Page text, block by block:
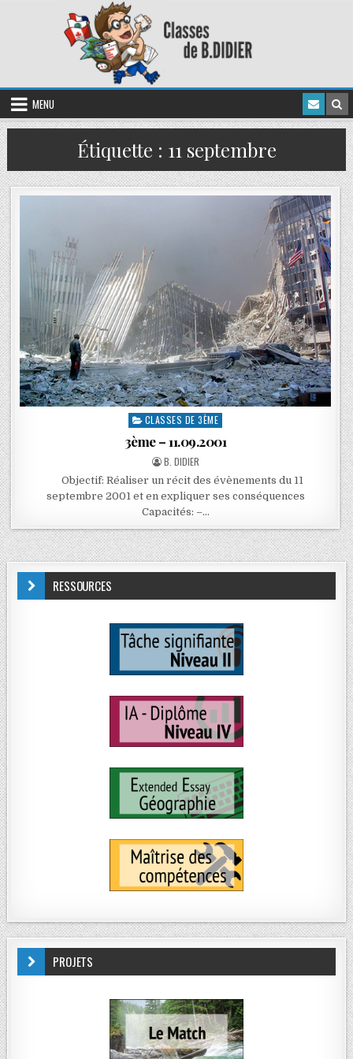
MENU
Étiquette : 11 septembre
CLASSES DE 3ÈME
3ème – 11.09.2001
B. DIDIER
Objectif: Réaliser un récit des évènements du 11
septembre 2001 et en expliquer ses conséquences
Capacités: –…
RESSOURCES
PROJETS